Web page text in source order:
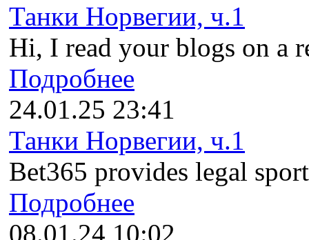
Танки Норвегии, ч.1
Hi, I read your blogs on a
Подробнее
24.01.25 23:41
Танки Норвегии, ч.1
Bet365 provides legal
Подробнее
08.01.24 10:02